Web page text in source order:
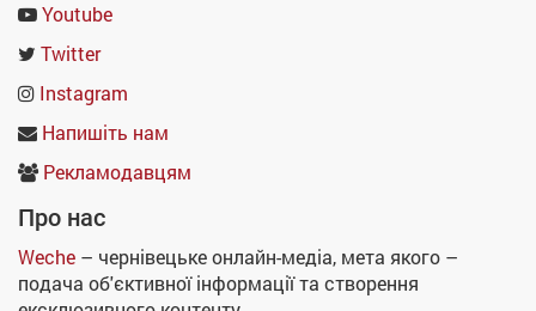
Youtube
Twitter
Instagram
Напишіть нам
Рекламодавцям
Про нас
Weche – чернівецьке онлайн-медіа, мета якого –
подача об'єктивної інформації та створення